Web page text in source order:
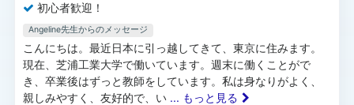
初心者歓迎！
Angeline先生からのメッセージ
こんにちは。最近日本に引っ越してきて、東京に住みます。
現在、芝浦工業大学で働いています。週末に働くことがで
き、卒業後はずっと教師をしています。私は身なりがよく、
親しみやすく、友好的で、い ... もっと見る